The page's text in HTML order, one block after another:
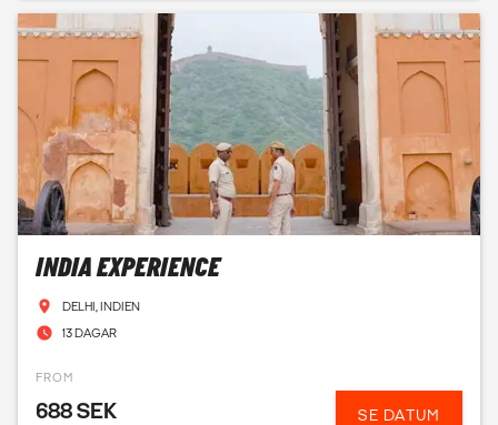
INDIA EXPERIENCE
DELHI, INDIEN
13 DAGAR
FROM
688 SEK SE DATUM